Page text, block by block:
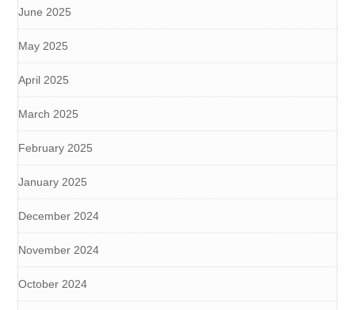
June 2025
May 2025
April 2025
March 2025
February 2025
January 2025
December 2024
November 2024
October 2024